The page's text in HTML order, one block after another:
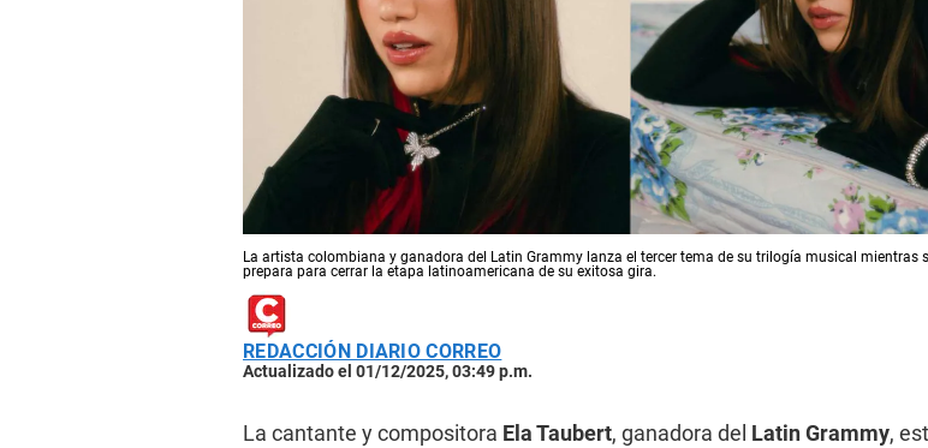
La artista colombiana y ganadora del Latin Grammy lanza el tercer tema de su trilogía musical mientras
prepara para cerrar la etapa latinoamericana de su exitosa gira.
REDACCIÓN DIARIO CORREO
Actualizado el 01/12/2025, 03:49 p.m.
La cantante y compositora Ela Taubert, ganadora del Latin Grammy,